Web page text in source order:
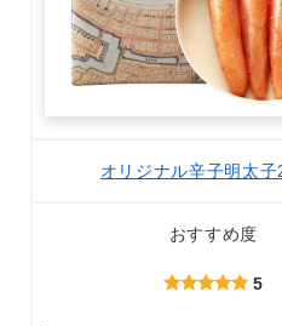
オリジナル辛子明太子
おすすめ度
5